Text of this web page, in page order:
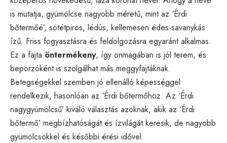
is mutatja, gyümölcse nagyobb méretű, mint az ‘Érdi
bőtermőé’, sötétpiros, lédús, kellemesen édes-savanykás
ízű. Friss fogyasztásra és feldolgozásra egyaránt alkalmas.
Ez a fajta öntermékeny, így önmagában is jól terem, és
beporzóként is szolgálhat más meggyfajtáknak.
Betegségekkel szemben jó ellenálló képességgel
rendelkezik, hasonlóan az ‘Érdi bőtermőhöz. Az ‘Érdi
nagygyümölcsű’ kiváló választás azoknak, akik az ‘Érdi
bőtermő’ megbízhatóságát és ízvilágát keresik, de nagyobb
gyümölcsökkel és későbbi érési idővel.